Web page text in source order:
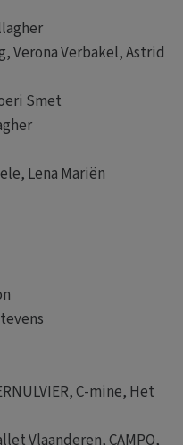
Verona Verbakel, Astrid
Smet
Lena Mariën
C-mine, Het